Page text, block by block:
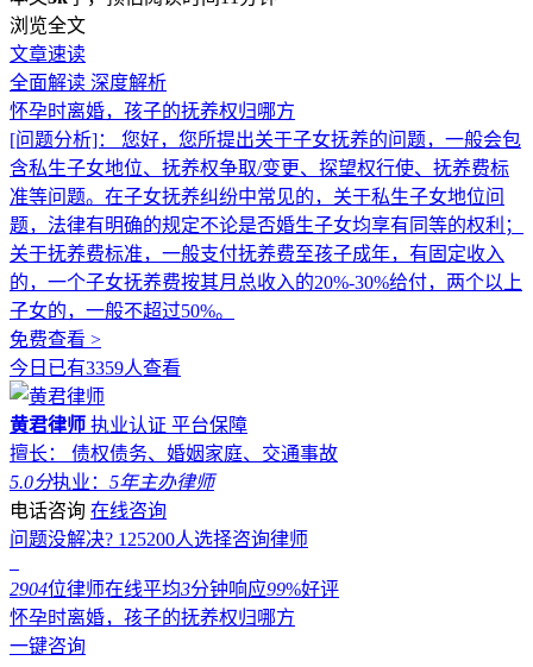
浏览全文
文章速读
全面解读 深度解析
怀孕时离婚，孩子的抚养权归哪方
[问题分析]：
您好，您所提出关于子女抚养的问题，一般会包
含私生子女地位、抚养权争取/变更、探望权行使、抚养费标
准等问题。在子女抚养纠纷中常见的，关于私生子女地位问
题，法律有明确的规定不论是否婚生子女均享有同等的权利；
关于抚养费标准，一般支付抚养费至孩子成年，有固定收入
的，一个子女抚养费按其月总收入的20%-30%给付，两个以上
子女的，一般不超过50%。
免费查看 >
今日已有3359人查看
黄君律师 执业认证 平台保障
擅长： 债权债务、婚姻家庭、交通事故
5.0分执业： 5年主办律师
电话咨询 在线咨询
问题没解决? 125200人选择咨询律师
2904位律师在线平均3分钟响应99%好评
怀孕时离婚，孩子的抚养权归哪方
一键咨询